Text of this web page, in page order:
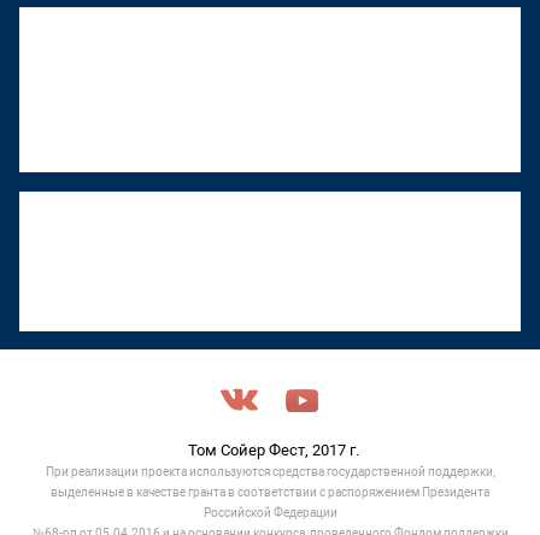
Том Сойер Фест, 2017 г.
При реализации проекта используются средства государственной поддержки,
выделенные в качестве гранта в соответствии c распоряжением Президента
Российской Федерации